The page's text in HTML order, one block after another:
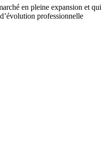
en pleine expansion et qui
professionnelle